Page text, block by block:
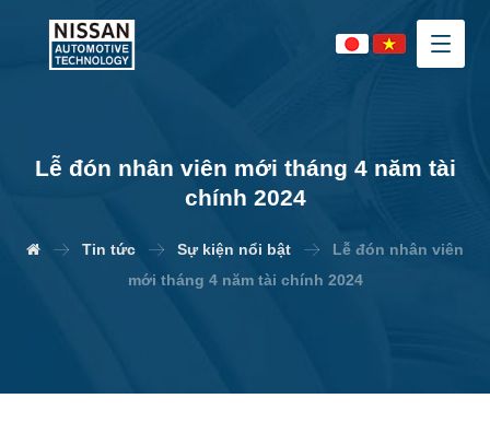
Lễ đón nhân viên mới tháng 4 năm tài
chính 2024
Tin tức Sự kiện nổi bật
Lễ đón nhân viên
mới tháng 4 năm tài chính 2024